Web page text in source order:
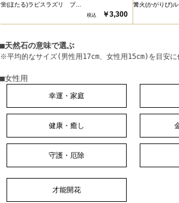
蛍(ほたる)ラピスラズリ ブ…
￥3,300
篝火(かがりび)
■天然石の意味で選ぶ
※平均的なサイズ(男性用17cm、女性用15cm)を目安に
■女性用
幸運・家庭
健康・癒し
守護・厄除
才能開花